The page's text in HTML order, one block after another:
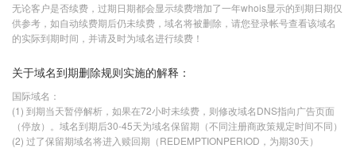
无论客户是否续费，过期日期都会显示续费增加了一年whois显示的到期日期仅
供参考，如自动续费期后仍未续费，域名将被删除，请您登录帐号查看该域名
的实际到期时间，并请及时为域名进行续费！
关于域名到期删除规则实施的解释：
国际域名：
(1) 到期当天暂停解析，如果在72小时未续费，则修改域名DNS指向广告页面
（停放）。域名到期后30-45天为域名保留期（不同注册商政策规定时间不同）
(2) 过了保留期域名将进入赎回期（REDEMPTIONPERIOD，为期30天）